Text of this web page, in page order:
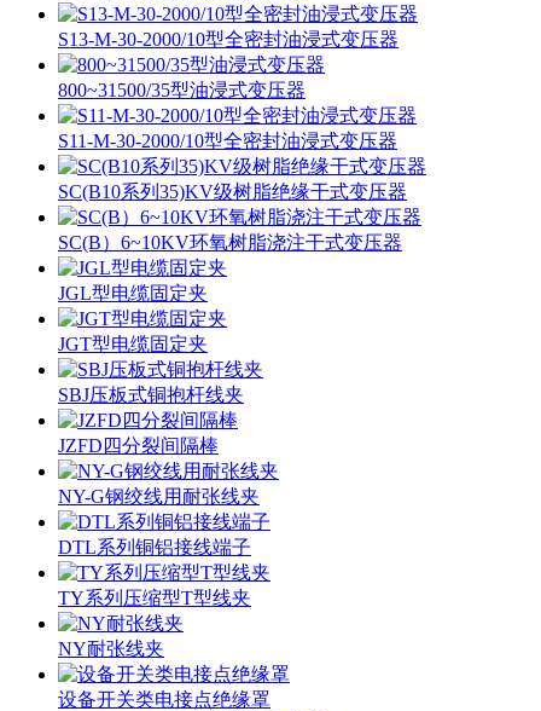
S13-M-30-2000/10型全密封油浸式变压器
800~31500/35型油浸式变压器
S11-M-30-2000/10型全密封油浸式变压器
SC(B10系列35)KV级树脂绝缘干式变压器
SC(B）6~10KV环氧树脂浇注干式变压器
JGL型电缆固定夹
JGT型电缆固定夹
SBJ压板式铜抱杆线夹
JZFD四分裂间隔棒
NY-G钢绞线用耐张线夹
DTL系列铜铝接线端子
TY系列压缩型T型线夹
NY耐张线夹
设备开关类电接点绝缘罩